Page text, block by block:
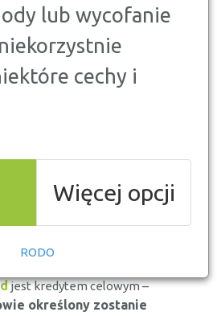
lub wycofanie
cechy i
Więcej opcji
RODO
zobowiązanie i dlaczego
dla kupującego?
się
jest kredytem celowym –
określony zostanie